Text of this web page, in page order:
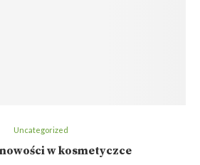
Uncategorized
w kosmetyczce